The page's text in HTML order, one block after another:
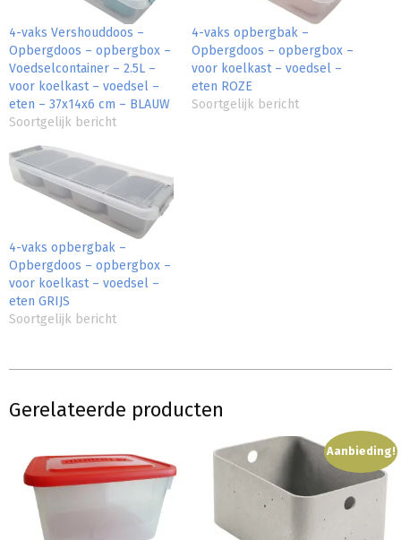
4-vaks Vershouddoos –
Opbergdoos – opbergbox –
Voedselcontainer – 2.5L –
voor koelkast – voedsel –
eten – 37x14x6 cm – BLAUW
Soortgelijk bericht
4-vaks opbergbak –
Opbergdoos – opbergbox –
voor koelkast – voedsel –
eten ROZE
Soortgelijk bericht
4-vaks opbergbak –
Opbergdoos – opbergbox –
voor koelkast – voedsel –
eten GRIJS
Soortgelijk bericht
Gerelateerde producten
Aanbieding!